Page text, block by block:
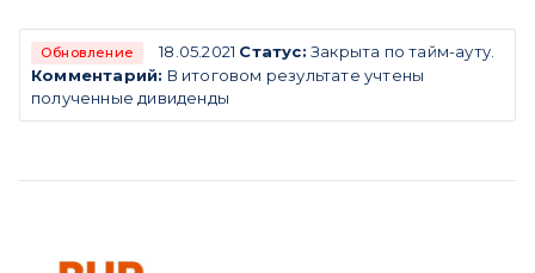
Обновление 18.05.2021 Статус: Закрыта по тайм-ауту.
Комментарий: В итоговом результате учтены
полученные дивиденды